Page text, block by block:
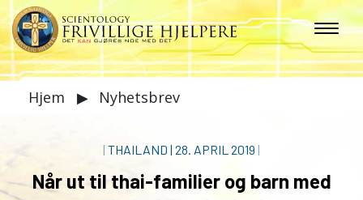
Hjem ▶ Nyhetsbrev
| THAILAND | 28. APRIL 2019 |
Når ut til thai-familier og barn med